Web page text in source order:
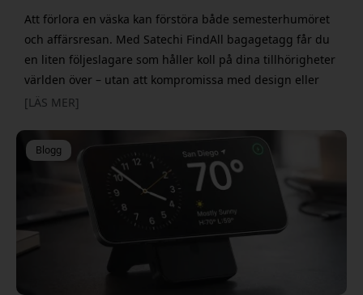
Att förlora en väska kan förstöra både semesterhumöret
och affärsresan. Med Satechi FindAll bagagetagg får du
en liten följeslagare som håller koll på dina tillhörigheter
världen över – utan att kompromissa med design eller
integritet. Apple Find My-nätverket som ryggrad Taggen
använder ett krypterat nätverk av hundratals miljoner
Apple-
[LÄS MER]
Blogg